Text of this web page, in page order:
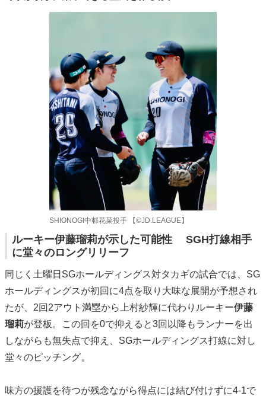
SHIONOGI中邨花菜投手 【©️JD.LEAGUE】
ルーキー伊藤瑠莉が示した可能性 SGH打線相手
に堂々のロングリリーフ
同じく土曜日SGホールディングス対タカギの試合では、SG
ホールディングスが初回に4点を取り大味な展開が予想され
たが、2回2アウト満塁から上村紗輝に代わりルーキー伊藤
瑠莉が登板。この回を0で抑えると3回以降もランナーを出
しながらも無失点で抑え、SGホールディングス打線に対し
堂々のピッチング。
味方の援護を待つが残念ながら得点には結び付けずに4-1で